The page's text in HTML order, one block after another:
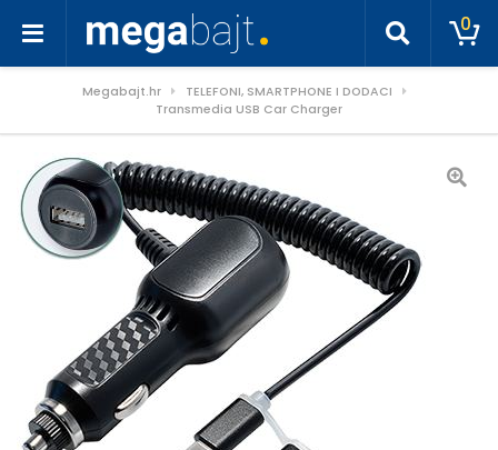
0
Megabajt.hr
TELEFONI, SMARTPHONE I DODACI
Transmedia USB Car Charger